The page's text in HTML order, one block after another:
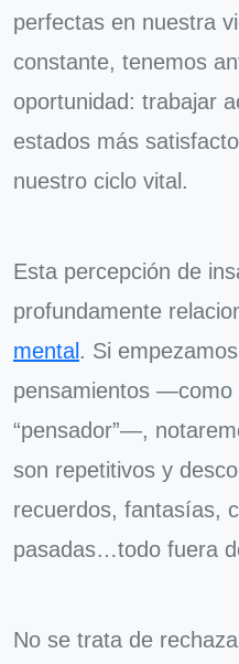
perfectas en nuestra
constante, tenemos
oportunidad: trabajar
estados más
nuestro ciclo vital.
Esta percepción de
profundamente
mental. Si
pensamientos —como
“pensador”—,
son repetitivos y
recuerdos, fantasías,
pasadas…todo fuera
No se trata de